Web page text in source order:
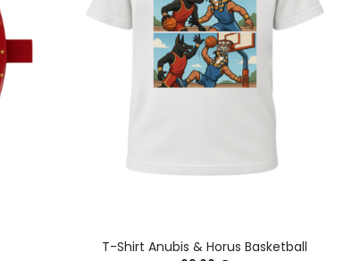
T-Shirt Anubis & Horus Basketball